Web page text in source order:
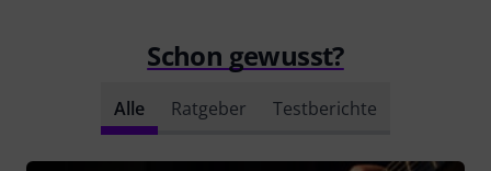
Schon gewusst?
Alle Ratgeber Testberichte